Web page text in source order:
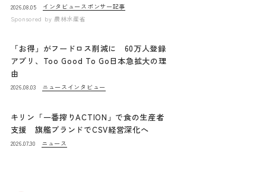
2026.08.05 インタビュー スポンサー記事
Sponsored by 農林水産省
「お得」がフードロス削減に 60万人登録
アプリ、Too Good To Go日本急拡大の理
由
2026.08.03 ニュース インタビュー
キリン「一番搾りACTION」で食の生産者
支援 旗艦ブランドでCSV経営深化へ
2026.07.30 ニュース